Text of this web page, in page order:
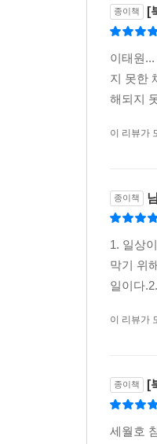
그렇다면
한다. 공동
--- p.193
기다림은
관료주의
의료 체계
다룬다. 코
열이 날 때
‘문화적 트
근간 자체
시민의 무
애도를 잃
한림대학
감염원으로
관계를 맺
종이책 [
이태원
지 못한
해되지
이 리뷰가
종이책
1. 일상
막기 위
일이다
이 리뷰가
종이책 [
세월호